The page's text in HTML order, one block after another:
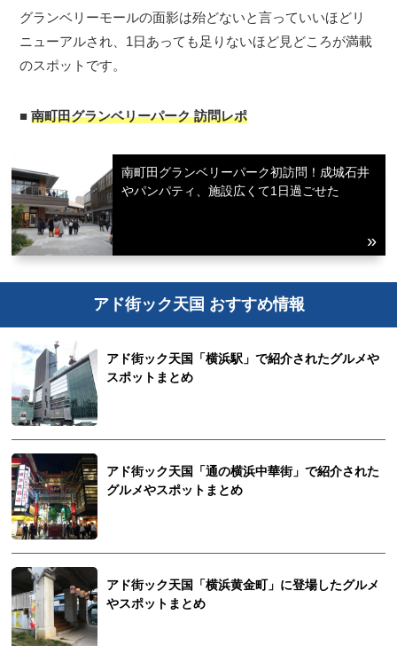
グランベリーモールの面影は殆どないと言っていいほどリ
ニューアルされ、1日あっても足りないほど見どころが満載
のスポットです。
■南町田グランベリーパーク 訪問レポ
南町田グランベリーパーク初訪問！成城石井
やパンパティ、施設広くて1日過ごせた
アド街ック天国 おすすめ情報
アド街ック天国「横浜駅」で紹介されたグルメや
スポットまとめ
アド街ック天国「通の横浜中華街」で紹介された
グルメやスポットまとめ
アド街ック天国「横浜黄金町」に登場したグルメ
やスポットまとめ